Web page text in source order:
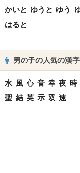
かいと ゆうと ゆう
はると
男の子の人気の漢字
水 風 心 音 幸 夜 時
聖 結 英 示 双 速